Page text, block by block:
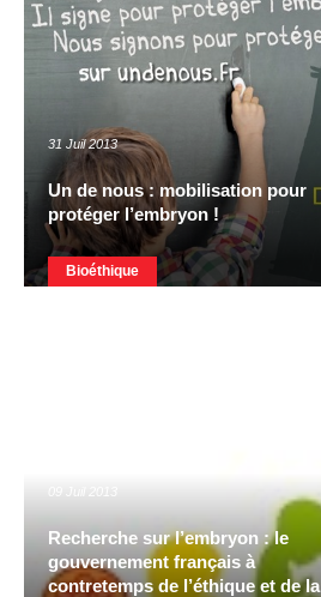
31 Juil 2013
Un de nous : mobilisation pour
protéger l’embryon !
Bioéthique
Recherche sur l’embryon : le
gouvernement français à
contretemps de l’éthique et de la